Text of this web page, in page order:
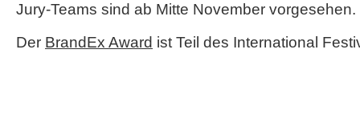
Jury-Teams sind ab Mitte November vorgesehen.
Der BrandEx Award ist Teil des International